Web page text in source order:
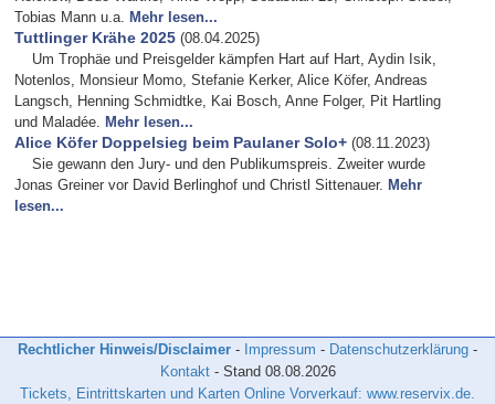
Tobias Mann u.a. Mehr lesen...
Tuttlinger Krähe 2025 (08.04.2025)
Um Trophäe und Preisgelder kämpfen Hart auf Hart, Aydin Isik,
Notenlos, Monsieur Momo, Stefanie Kerker, Alice Köfer, Andreas
Langsch, Henning Schmidtke, Kai Bosch, Anne Folger, Pit Hartling
und Maladée. Mehr lesen...
Alice Köfer Doppelsieg beim Paulaner Solo+ (08.11.2023)
Sie gewann den Jury- und den Publikumspreis. Zweiter wurde
Jonas Greiner vor David Berlinghof und Christl Sittenauer. Mehr
lesen...
Rechtlicher Hinweis/Disclaimer - Impressum - Datenschutzerklärung -
Kontakt- Stand 08.08.2026
Tickets, Eintrittskarten und Karten Online Vorverkauf: www.reservix.de.